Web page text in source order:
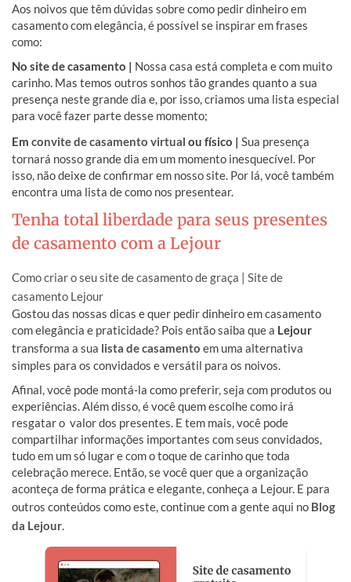
Aos noivos que têm dúvidas sobre como pedir dinheiro em
casamento com elegância, é possível se inspirar em frases
como:
No site de casamento | Nossa casa está completa e com muito
carinho. Mas temos outros sonhos tão grandes quanto a sua
presença neste grande dia e, por isso, criamos uma lista especial
para você fazer parte desse momento;
Em convite de casamento virtual ou físico | Sua presença
tornará nosso grande dia em um momento inesquecível. Por
isso, não deixe de confirmar em nosso site. Por lá, você também
encontra uma lista de como nos presentear.
Tenha total liberdade para seus presentes
de casamento com a Lejour
Como criar o seu site de casamento de graça | Site de
casamento Lejour
Gostou das nossas dicas e quer pedir dinheiro em casamento
com elegância e praticidade? Pois então saiba que a Lejour
transforma a sua lista de casamento em uma alternativa
simples para os convidados e versátil para os noivos.
Afinal, você pode montá-la como preferir, seja com produtos ou
experiências. Além disso, é você quem escolhe como irá
resgatar o valor dos presentes. E tem mais, você pode
compartilhar informações importantes com seus convidados,
tudo em um só lugar e com o toque de carinho que toda
celebração merece. Então, se você quer que a organização
aconteça de forma prática e elegante, conheça a Lejour. E para
outros conteúdos como este, continue com a gente aqui no Blog
da Lejour.